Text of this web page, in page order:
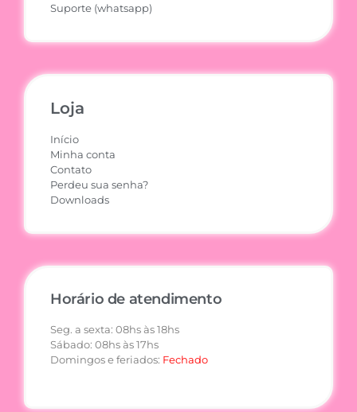
Suporte (whatsapp)
Loja
Início
Minha conta
Contato
Perdeu sua senha?
Downloads
Horário de atendimento
Seg. a sexta: 08hs às 18hs
Sábado: 08hs às 17hs
Domingos e feriados: Fechado